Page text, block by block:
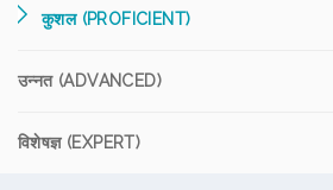
कुशल (PROFICIENT)
उन्नत (ADVANCED)
विशेषज्ञ (EXPERT)